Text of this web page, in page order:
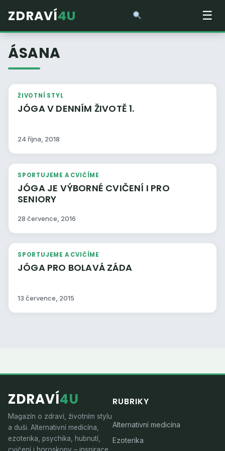
ZDRAVÍ4U ☰
ÁSANA
ŽIVOTNÍ STYL
JÓGA V DENNÍM ŽIVOTĚ 1.
24 října, 2018
SPORTUJEME A CVIČÍME
JÓGA JE VÝBORNÉ CVIČENÍ I PRO
SENIORY
28 července, 2016
SPORTUJEME A CVIČÍME
JÓGA PRO BOLAVÁ ZÁDA
13 července, 2015
ZDRAVÍ4U
Magazín o zdraví, životním stylu
a duši. Alternativní medicína,
ezoterika, psychika, hubnutí,
RUBRIKY
Alternativní medicína
Ezoterika